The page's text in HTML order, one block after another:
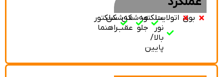
بوق اتولایتسلکتور
نور
بالا/
پایین
مه‌شکن
جلو
مه‌شکن
عقب
سلکتور
راهنما